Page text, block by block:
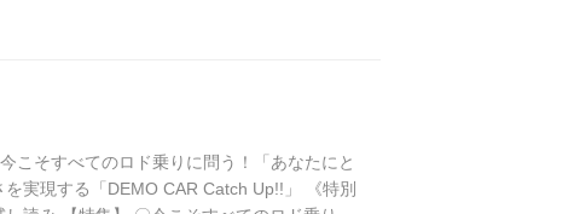
こそすべてのロド乗りに問う！「あなたにと
実現する「DEMO CAR Catch Up!!」 《特別